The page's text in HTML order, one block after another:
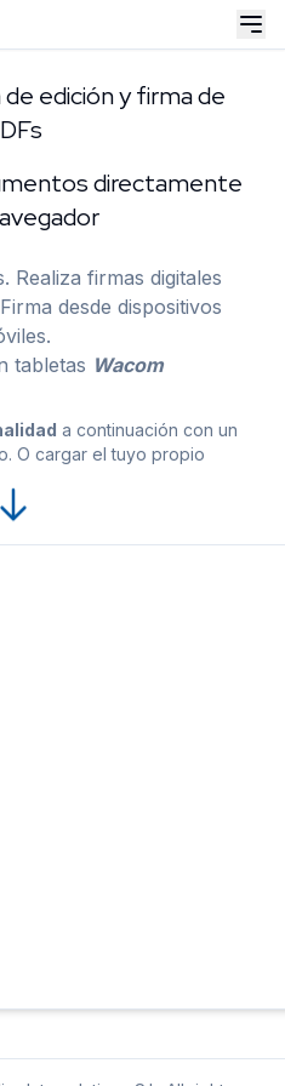
edición y firma de
directamente
Realiza firmas digitales
desde dispositivos
tabletas Wacom
a continuación con un
O cargar el tuyo propio